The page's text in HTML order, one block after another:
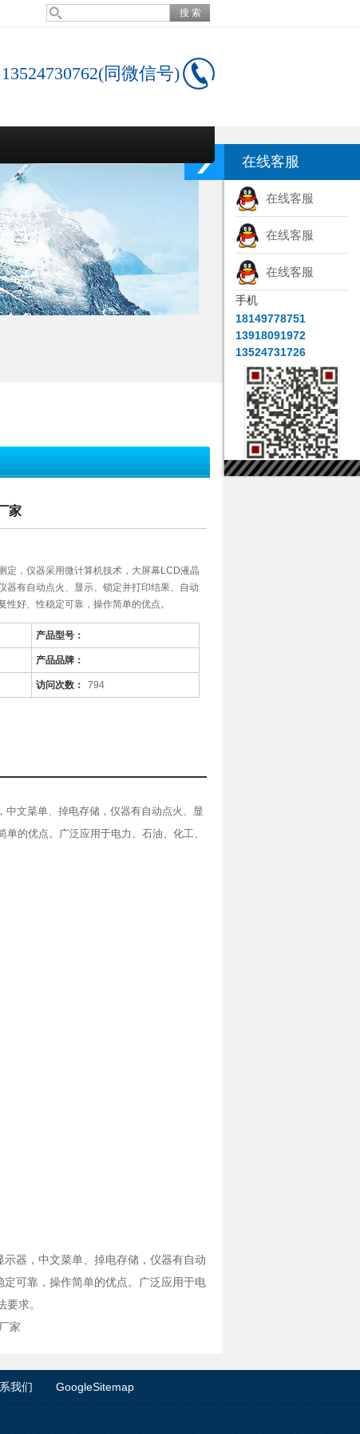
13524730762(同微信号)
家
定，仪器采用微计算机技术，大屏幕LCD液晶
器有自动点火、显示、锁定并打印结果、自动
好、性稳定可靠，操作简单的优点。
产品型号：
产品品牌：
访问次数： 794
文菜单、掉电存储，仪器有自动点火、显
的优点。广泛应用于电力、石油、化工、
器，中文菜单、掉电存储，仪器有自动
可靠，操作简单的优点。广泛应用于电
求。
家
我们 GoogleSitemap
在线客服
在线客服
在线客服
在线客服
手机
18149778751
13918091972
13524731726